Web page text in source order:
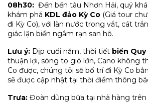
08h30: Đến bến tàu Nhơn Hải, quý
khám phá KDL đảo Kỳ Co (Giá tour
đi Kỳ Co), với làn nước trong vắt, cát
giác lặn biển ngắm rạn san hô.
Lưu ý: Dịp cuối năm, thời tiết biển Quy
thuận lợi, sóng to gió lớn, Cano không
Co được, chúng tôi sẽ bố trí đi Kỳ Co
sẽ được cập nhật tại thời điểm thông
Trưa: Đoàn dùng bữa tại nhà hàng trên